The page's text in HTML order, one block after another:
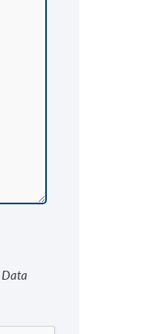
Data